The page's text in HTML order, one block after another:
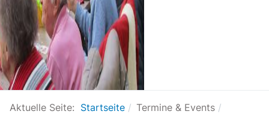
Aktuelle Seite: Startseite
Termine & Events